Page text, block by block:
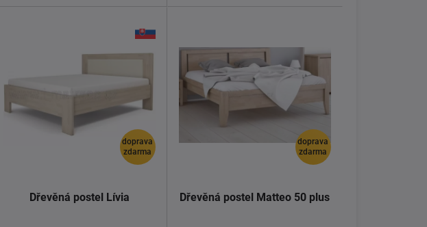
doprava
zdarma
Dřevěná postel Lívia
doprava
zdarma
Dřevěná postel Matteo 50 plus